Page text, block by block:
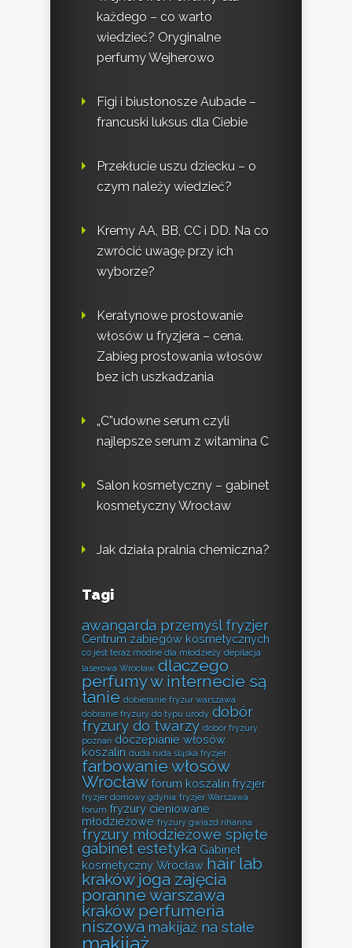
każdego – co warto
wiedzieć? Oryginalne
perfumy Wejherowo
Figi i biustonosze Aubade –
francuski luksus dla Ciebie
Przekłucie uszu dziecku – o
czym należy wiedzieć?
Kremy AA, BB, CC i DD. Na co
zwrócić uwagę przy ich
wyborze?
Keratynowe prostowanie
włosów u fryzjera – cena.
Zabieg prostowania włosów
bez ich uszkadzania
„C”udowne serum czyli
najlepsze serum z witamina C
Salon kosmetyczny – gabinet
kosmetyczny Wrocław
Jak działa pralnia chemiczna?
Tagi
awangarda przemyśl fryzjer
Centrum zabiegów kosmetycznych
co jest teraz modne dla młodzieży depilacja
laserowa Wrocław dlaczego
perfumy w internecie są
tanie dobieranie fryzur warszawa
dobranie fryzury do typu urody dobór
fryzury do twarzy dobór fryzury
poznań doczepianie włosów
koszalin duda ruda śląska fryzjer
farbowanie włosów
Wrocław forum koszalin fryzjer
fryzjer domowy gdynia fryzjer Warszawa
forum fryzury cieniowane
młodzieżowe fryzury gwiazd rihanna
fryzury młodzieżowe spięte
gabinet estetyka Gabinet
kosmetyczny Wrocław hair lab
kraków joga zajęcia
poranne warszawa
kraków perfumeria
niszowa makijaż na stałe